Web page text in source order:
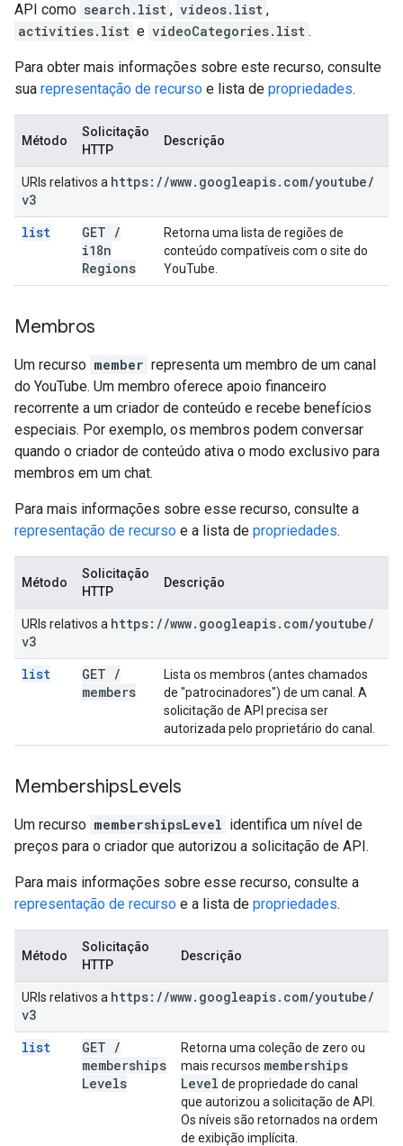
API como search.list , videos.list ,
activities.list e videoCategories.list .
Para obter mais informações sobre este recurso, consulte
sua representação de recurso e lista de propriedades.
Método
Solicitação
HTTP
Descrição
URIs relativos a https: //www. googleapis. com/youtube/
v3
list
GET /
i18n
Regions
Retorna uma lista de regiões de
conteúdo compatíveis com o site do
YouTube.
Membros
Um recurso member representa um membro de um canal
do YouTube. Um membro oferece apoio financeiro
recorrente a um criador de conteúdo e recebe benefícios
especiais. Por exemplo, os membros podem conversar
quando o criador de conteúdo ativa o modo exclusivo para
membros em um chat.
Para mais informações sobre esse recurso, consulte a
representação de recurso e a lista de propriedades.
Método
Solicitação
HTTP
Descrição
URIs relativos a https: //www. googleapis. com/youtube/
v3
list
GET /
members
Lista os membros (antes chamados
de "patrocinadores") de um canal. A
solicitação de API precisa ser
autorizada pelo proprietário do canal.
MembershipsLevels
Um recurso membershipsLevel identifica um nível de
preços para o criador que autorizou a solicitação de API.
Para mais informações sobre esse recurso, consulte a
representação de recurso e a lista de propriedades.
Método
Solicitação
HTTP
Descrição
URIs relativos a https: //www. googleapis. com/youtube/
v3
list
GET /
memberships
Levels
Retorna uma coleção de zero ou
mais recursos memberships
Level de propriedade do canal
que autorizou a solicitação de API.
Os níveis são retornados na ordem
de exibição implícita.